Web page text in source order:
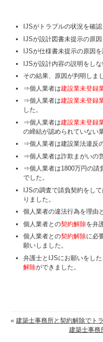
IJSがトラブルの状況を確認
IJSが設計図書未提示の原
IJSが仕様書未提示の原因
IJSが設計内容の説明をし
その結果、原因が判明しま
⇒個人業者は建設業未登録
⇒個人業者は建設業未登録
した。
⇒個人業者は建設業未登録
の締結が認められていない
⇒個人業者は建設業法違反
⇒個人業者は詐欺まがいの
⇒個人業者は1800万円の請
でした。
IJSの調査で請負契約をし
りました。
個人業者の違法行為を理由
個人業者との契約解除を弁
個人業者との契約解除に必
願いしました。
弁護士とIJSにお願いをし
解除ができました。
«建築士事務所と契約解除でト
建築士事務